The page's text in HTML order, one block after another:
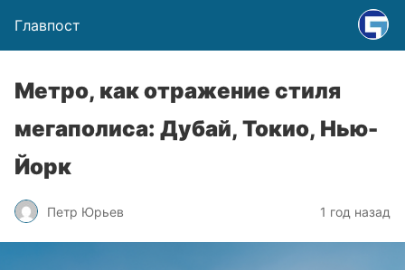
Главпост
Метро, как отражение стиля
мегаполиса: Дубай, Токио, Нью-
Йорк
Петр Юрьев 1 год назад